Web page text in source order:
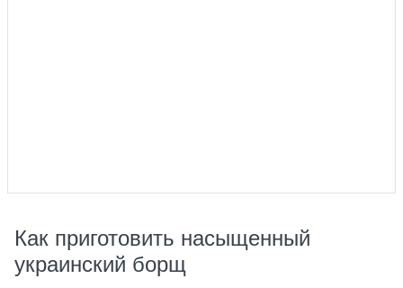
Как приготовить насыщенный
украинский борщ